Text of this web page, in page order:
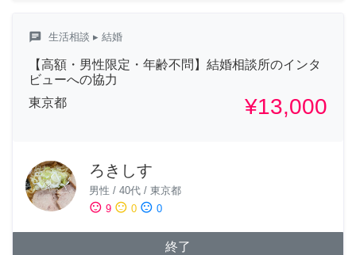
chat 生活相談 ▸ 結婚
【高額・男性限定・年齢不問】結婚相談所のインタ
ビューへの協力
東京都
¥13,000
ろきしす
男性 / 40代 / 東京都
sentiment_satisfied 9 sentiment_neutral 0 sentiment_dissatisfied 0
終了